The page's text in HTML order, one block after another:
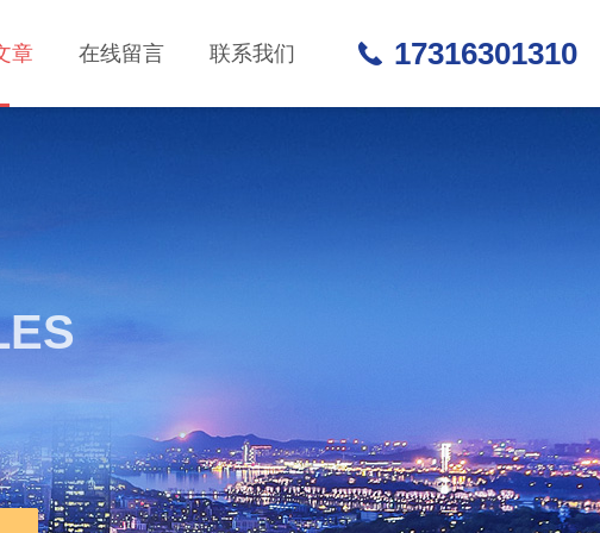
章 在线留言 联系我们 17316301310